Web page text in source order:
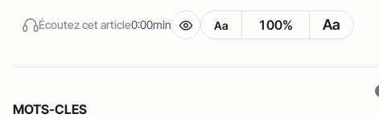
Écoutez cet article0:00min Aa 100% Aa
MOTS-CLES